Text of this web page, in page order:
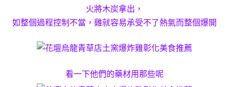
火將木炭拿出，
如整個過程控制不當，雞就容易承受不了熱氣而整個爆開
看一下他們的藥材用那些呢